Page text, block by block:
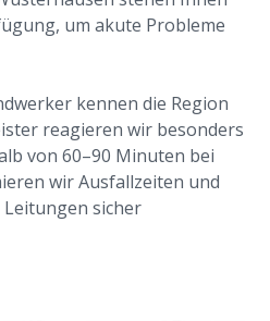
um akute Probleme
kennen die Region
reagieren wir besonders
von 60–90 Minuten bei
wir Ausfallzeiten und
sicher